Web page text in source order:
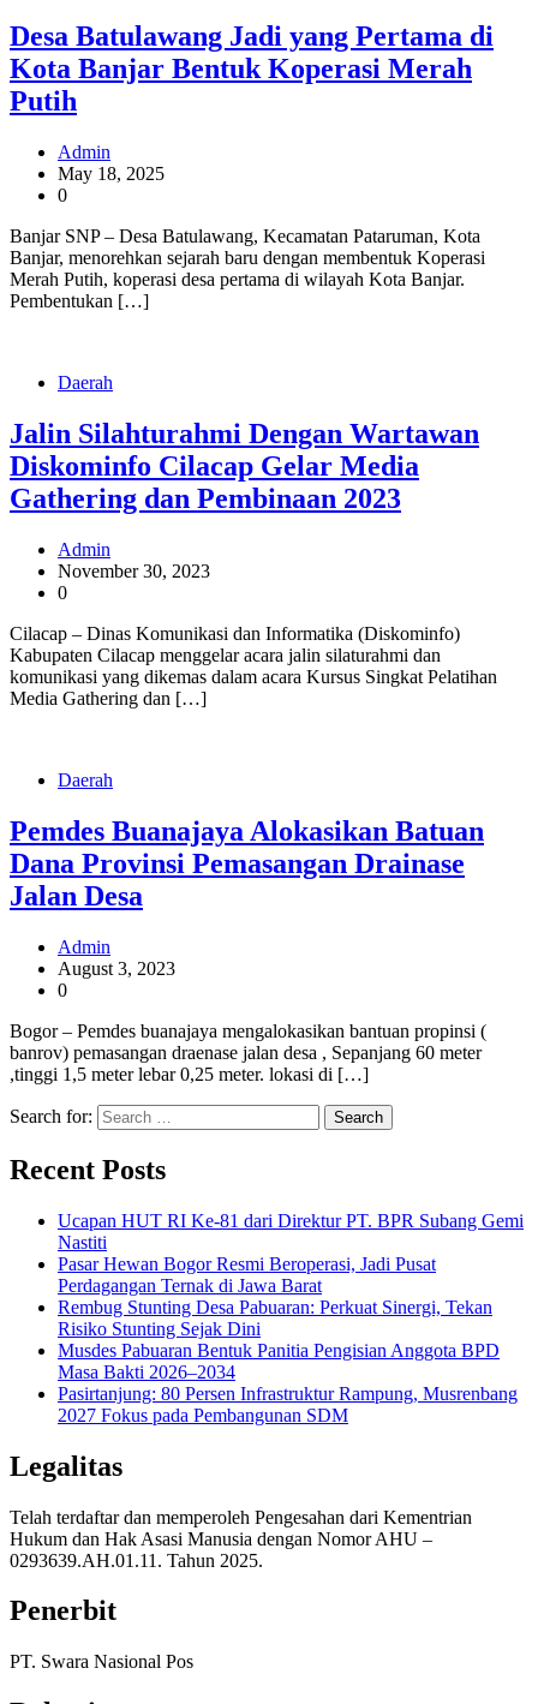
Desa Batulawang Jadi yang Pertama di
Kota Banjar Bentuk Koperasi Merah
Putih
Admin
May 18, 2025
0
Banjar SNP – Desa Batulawang, Kecamatan Pataruman, Kota
Banjar, menorehkan sejarah baru dengan membentuk Koperasi
Merah Putih, koperasi desa pertama di wilayah Kota Banjar.
Pembentukan […]
Daerah
Jalin Silahturahmi Dengan Wartawan
Diskominfo Cilacap Gelar Media
Gathering dan Pembinaan 2023
Admin
November 30, 2023
0
Cilacap – Dinas Komunikasi dan Informatika (Diskominfo)
Kabupaten Cilacap menggelar acara jalin silaturahmi dan
komunikasi yang dikemas dalam acara Kursus Singkat Pelatihan
Media Gathering dan […]
Daerah
Pemdes Buanajaya Alokasikan Batuan
Dana Provinsi Pemasangan Drainase
Jalan Desa
Admin
August 3, 2023
0
Bogor – Pemdes buanajaya mengalokasikan bantuan propinsi (
banrov) pemasangan draenase jalan desa , Sepanjang 60 meter
,tinggi 1,5 meter lebar 0,25 meter. lokasi di […]
Search for:
Recent Posts
Ucapan HUT RI Ke-81 dari Direktur PT. BPR Subang Gemi
Nastiti
Pasar Hewan Bogor Resmi Beroperasi, Jadi Pusat
Perdagangan Ternak di Jawa Barat
Rembug Stunting Desa Pabuaran: Perkuat Sinergi, Tekan
Risiko Stunting Sejak Dini
Musdes Pabuaran Bentuk Panitia Pengisian Anggota BPD
Masa Bakti 2026–2034
Pasirtanjung: 80 Persen Infrastruktur Rampung, Musrenbang
2027 Fokus pada Pembangunan SDM
Legalitas
Telah terdaftar dan memperoleh Pengesahan dari Kementrian
Hukum dan Hak Asasi Manusia dengan Nomor AHU –
0293639.AH.01.11. Tahun 2025.
Penerbit
PT. Swara Nasional Pos